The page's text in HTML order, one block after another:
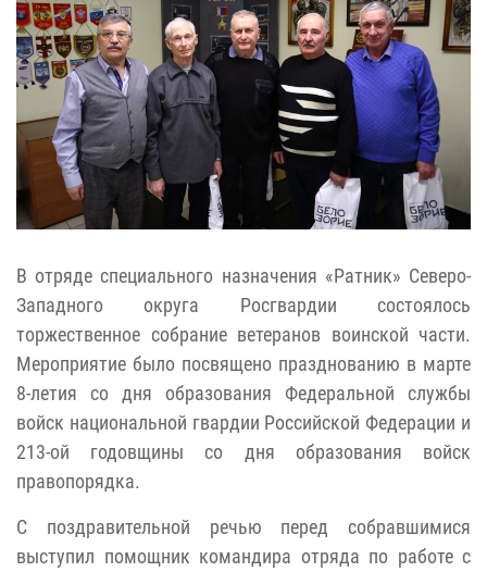
В отряде специального назначения «Ратник» Северо-
Западного округа Росгвардии состоялось
торжественное собрание ветеранов воинской части.
Мероприятие было посвящено празднованию в марте
8-летия со дня образования Федеральной службы
войск национальной гвардии Российской Федерации и
213-ой годовщины со дня образования войск
правопорядка.
С поздравительной речью перед собравшимися
выступил помощник командира отряда по работе с